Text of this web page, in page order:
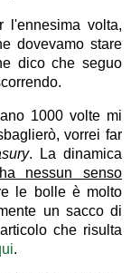
l'ennesima volta,
dovevamo stare
dico che seguo
1000 volte mi
vorrei far
. La dinamica
nessun senso
le bolle è molto
un sacco di
che risulta
.